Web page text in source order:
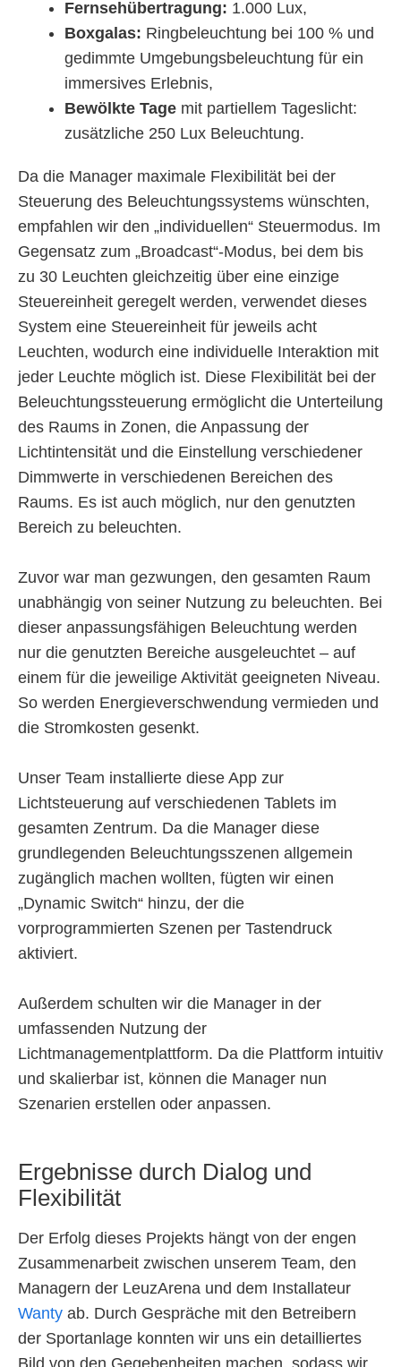
Fernsehübertragung: 1.000 Lux,
Boxgalas: Ringbeleuchtung bei 100 % und
gedimmte Umgebungsbeleuchtung für ein
immersives Erlebnis,
Bewölkte Tage mit partiellem Tageslicht:
zusätzliche 250 Lux Beleuchtung.
Da die Manager maximale Flexibilität bei der
Steuerung des Beleuchtungssystems wünschten,
empfahlen wir den „individuellen“ Steuermodus. Im
Gegensatz zum „Broadcast“-Modus, bei dem bis
zu 30 Leuchten gleichzeitig über eine einzige
Steuereinheit geregelt werden, verwendet dieses
System eine Steuereinheit für jeweils acht
Leuchten, wodurch eine individuelle Interaktion mit
jeder Leuchte möglich ist. Diese Flexibilität bei der
Beleuchtungssteuerung ermöglicht die Unterteilung
des Raums in Zonen, die Anpassung der
Lichtintensität und die Einstellung verschiedener
Dimmwerte in verschiedenen Bereichen des
Raums. Es ist auch möglich, nur den genutzten
Bereich zu beleuchten.
Zuvor war man gezwungen, den gesamten Raum
unabhängig von seiner Nutzung zu beleuchten. Bei
dieser anpassungsfähigen Beleuchtung werden
nur die genutzten Bereiche ausgeleuchtet – auf
einem für die jeweilige Aktivität geeigneten Niveau.
So werden Energieverschwendung vermieden und
die Stromkosten gesenkt.
Unser Team installierte diese App zur
Lichtsteuerung auf verschiedenen Tablets im
gesamten Zentrum. Da die Manager diese
grundlegenden Beleuchtungsszenen allgemein
zugänglich machen wollten, fügten wir einen
„Dynamic Switch“ hinzu, der die
vorprogrammierten Szenen per Tastendruck
aktiviert.
Außerdem schulten wir die Manager in der
umfassenden Nutzung der
Lichtmanagementplattform. Da die Plattform intuitiv
und skalierbar ist, können die Manager nun
Szenarien erstellen oder anpassen.
Ergebnisse durch Dialog und
Flexibilität
Der Erfolg dieses Projekts hängt von der engen
Zusammenarbeit zwischen unserem Team, den
Managern der LeuzArena und dem Installateur
Wanty ab. Durch Gespräche mit den Betreibern
der Sportanlage konnten wir uns ein detailliertes
Bild von den Gegebenheiten machen, sodass wir